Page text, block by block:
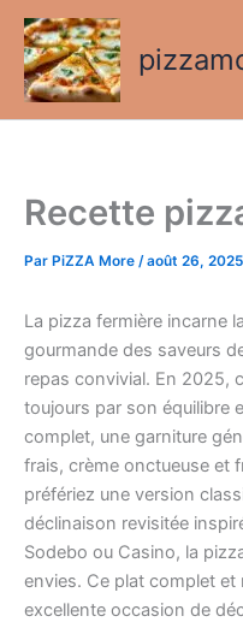
Aller
contenu
Recette
Par PiZZA More /août 26, 2025
La pizza fermière incarne
gourmande des saveurs
repas convivial. En 2025,
toujours par son équilibre
complet, une garniture
frais, crème onctueuse et
préfériez une version
déclinaison revisitée
Sodebo ou Casino, la
envies. Ce plat complet
excellente occasion de